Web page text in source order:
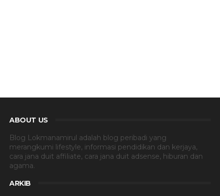
ABOUT US
Blog Lokmanamirul adalah blog peribadi yang
merangkumi lifestyle, informasi pendidikan dan kerjaya,
cara jana duit affiliate, cara jana duit adsense, hiburan dan
agama.
ARKIB